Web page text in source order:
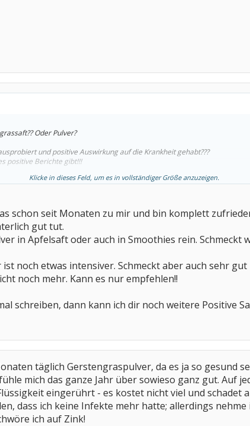
Oder Pulver?
und positive Auswirkung auf die Krankheit gehabt???
positive Berichte gibt!!!
gut sein und gute Wirkungen haben. Kennt sich da jemand aus und kann
Klicke in dieses Feld, um es in vollständiger Größe anzuzeigen.
schon seit Monaten zu mir und bin komplett
gut tut.
in Apfelsaft oder auch in Smoothies rein. Schmeckt
noch etwas intensiver. Schmeckt aber auch sehr
noch mehr. Kann es nur empfehlen!!
schreiben, dann kann ich dir noch weitere Positive
täglich Gerstengraspulver, da es ja so gesund
mich das ganze Jahr über sowieso ganz gut. Auf
eingerührt - es kostet nicht viel und schadet
dass ich keine Infekte mehr hatte; allerdings
ich auf Zink!